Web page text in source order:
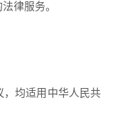
律服务。
均适用中华人民共